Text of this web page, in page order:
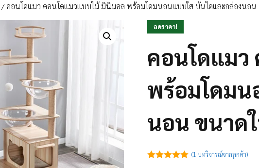
/ คอนโดแมว คอนโดแมวแบบไม้ มินิมอล พร้อมโดมนอนแบบใส บันไดและกล่องนอ
ลดราคา!
คอนโดแมว
พร้อมโดมน
นอน ขนาด
(1 บทวิจารณ์จากลูกค้า)